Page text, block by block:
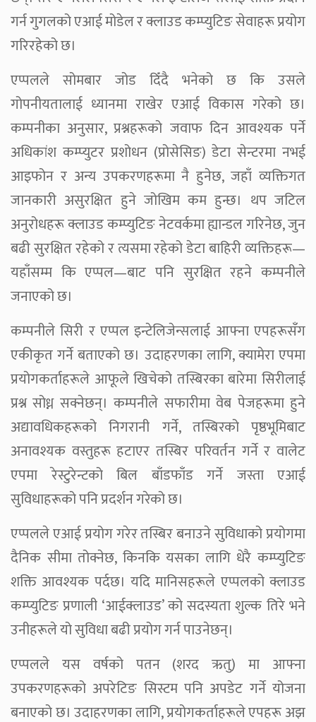
गर्न गुगलको एआई मोडेल र क्लाउड कम्प्युटिङ सेवाहरू प्रयोग
गरिरहेको छ।
एप्पलले सोमबार जोड दिँदै भनेको छ कि उसले
गोपनीयतालाई ध्यानमा राखेर एआई विकास गरेको छ।
कम्पनीका अनुसार, प्रश्नहरूको जवाफ दिन आवश्यक पर्ने
अधिकांश कम्प्युटर प्रशोधन (प्रोसेसिङ) डेटा सेन्टरमा नभई
आइफोन र अन्य उपकरणहरूमा नै हुनेछ, जहाँ व्यक्तिगत
जानकारी असुरक्षित हुने जोखिम कम हुन्छ। थप जटिल
अनुरोधहरू क्लाउड कम्प्युटिङ नेटवर्कमा ह्यान्डल गरिनेछ, जुन
बढी सुरक्षित रहेको र त्यसमा रहेको डेटा बाहिरी व्यक्तिहरू—
यहाँसम्म कि एप्पल—बाट पनि सुरक्षित रहने कम्पनीले
जनाएको छ।
कम्पनीले सिरी र एप्पल इन्टेलिजेन्सलाई आफ्ना एपहरूसँग
एकीकृत गर्ने बताएको छ। उदाहरणका लागि, क्यामेरा एपमा
प्रयोगकर्ताहरूले आफूले खिचेको तस्बिरका बारेमा सिरीलाई
प्रश्न सोध्न सक्नेछन्। कम्पनीले सफारीमा वेब पेजहरूमा हुने
अद्यावधिकहरूको निगरानी गर्ने, तस्बिरको पृष्ठभूमिबाट
अनावश्यक वस्तुहरू हटाएर तस्बिर परिवर्तन गर्ने र वालेट
एपमा रेस्टुरेन्टको बिल बाँडफाँड गर्ने जस्ता एआई
सुविधाहरूको पनि प्रदर्शन गरेको छ।
एप्पलले एआई प्रयोग गरेर तस्बिर बनाउने सुविधाको प्रयोगमा
दैनिक सीमा तोक्नेछ, किनकि यसका लागि धेरै कम्प्युटिङ
शक्ति आवश्यक पर्दछ। यदि मानिसहरूले एप्पलको क्लाउड
कम्प्युटिङ प्रणाली ‘आईक्लाउड’ को सदस्यता शुल्क तिरे भने
उनीहरूले यो सुविधा बढी प्रयोग गर्न पाउनेछन्।
एप्पलले यस वर्षको पतन (शरद ऋतु) मा आफ्ना
उपकरणहरूको अपरेटिङ सिस्टम पनि अपडेट गर्ने योजना
बनाएको छ। उदाहरणका लागि, प्रयोगकर्ताहरूले एपहरू अझ